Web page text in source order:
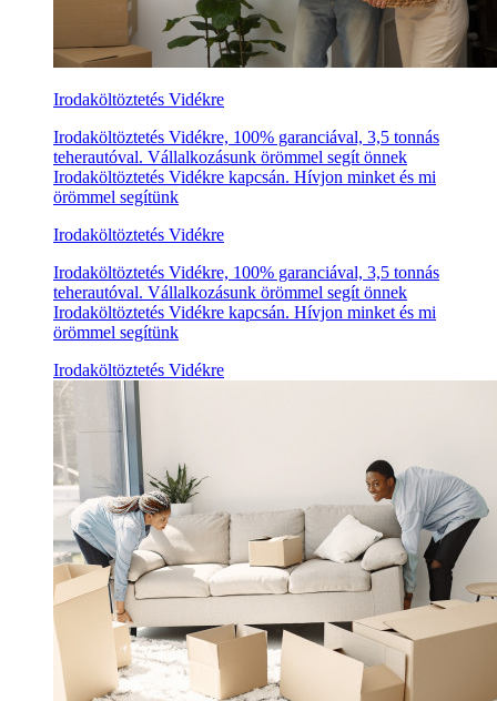
Irodaköltöztetés Vidékre
Irodaköltöztetés Vidékre, 100% garanciával, 3,5 tonnás
teherautóval. Vállalkozásunk örömmel segít önnek
Irodaköltöztetés Vidékre kapcsán. Hívjon minket és mi
örömmel segítünk
Irodaköltöztetés Vidékre
Irodaköltöztetés Vidékre, 100% garanciával, 3,5 tonnás
teherautóval. Vállalkozásunk örömmel segít önnek
Irodaköltöztetés Vidékre kapcsán. Hívjon minket és mi
örömmel segítünk
Irodaköltöztetés Vidékre